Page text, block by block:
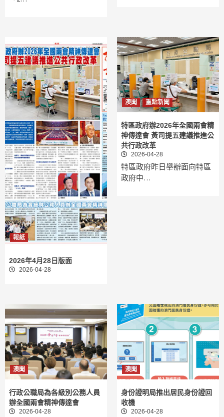
報紙
2026年4月28日版面
2026-04-28
澳聞 重點新聞
特區政府辦2026年全國兩會精
神傳達會 黃司提五建議推進公
共行政改革
2026-04-28
特區政府昨日舉辦面向特區
政府中…
澳聞
行政公職局為各級別公務人員
辦全國兩會精神傳達會
2026-04-28
澳聞
身份證明局推出居民身份證回
收機
2026-04-28